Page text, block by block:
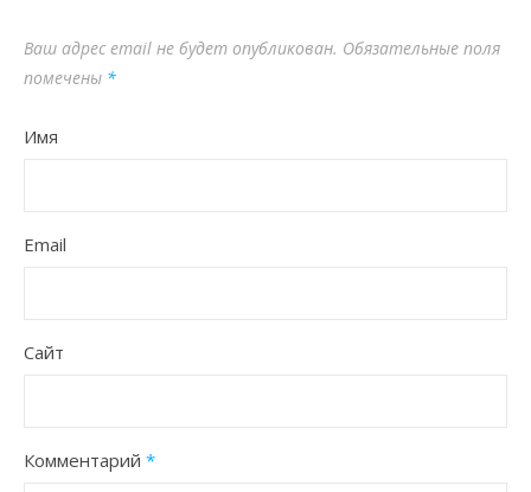
Ваш адрес email не будет опубликован. Обязательные поля
помечены *
Имя
Email
Сайт
Комментарий *